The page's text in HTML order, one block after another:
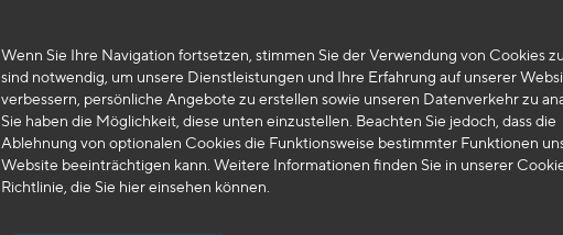
Wenn Sie Ihre Navigation fortsetzen, stimmen Sie der Verwendung von Cookies
sind notwendig, um unsere Dienstleistungen und Ihre Erfahrung auf unserer
verbessern, persönliche Angebote zu erstellen sowie unseren Datenverkehr zu
Sie haben die Möglichkeit, diese unten einzustellen. Beachten Sie jedoch, dass die
Ablehnung von optionalen Cookies die Funktionsweise bestimmter Funktionen
Website beeinträchtigen kann. Weitere Informationen finden Sie in unserer
Richtlinie, die Sie hiereinsehen können.